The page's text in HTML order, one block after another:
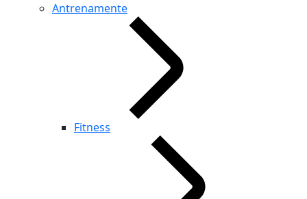
Antrenamente
Fitness